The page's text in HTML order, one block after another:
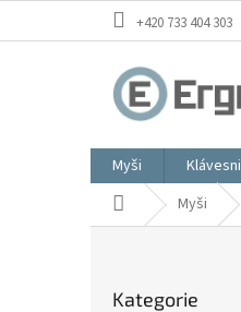
+420 733 404 303
Myši
Domů Myši
kategorie
Kategorie